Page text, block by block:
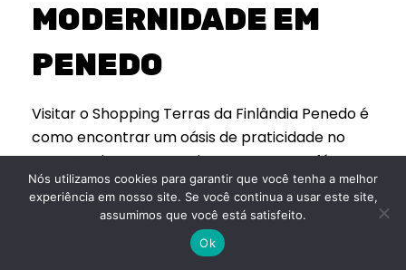
MODERNIDADE EM
PENEDO
Visitar o Shopping Terras da Finlândia Penedo é
como encontrar um oásis de praticidade no
coração da serra. Imagine tomar um café em
uma cafeteria moderna, alugar uma bicicleta
para pedalar pela cidade, ou subir de elevador
para um quarto com vista para as montanhas,
tudo isso a poucos passos da Pequena Finlândia.
Nós utilizamos cookies para garantir que você tenha a melhor
experiência em nosso site. Se você continua a usar este site,
assumimos que você está satisfeito.
Ok